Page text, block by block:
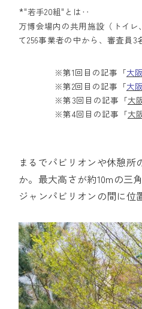
*"若手20組"とは‥
万博会場内の共用施設（トイ
て256事業者の中から、審査員
※第1回目の記事「大
※第2回目の記事「大
※第3回目の記事「大
※第4回目の記事「大
まるでパビリオンや休憩所
か。最大高さが約10mの三
ジャンパビリオンの間に位